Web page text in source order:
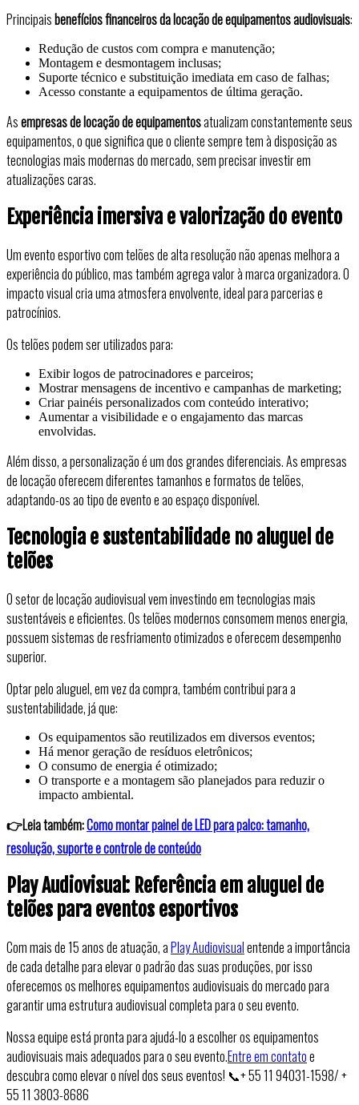
Principaisbenefícios financeiros da locação de equipamentos audiovisuais:
Redução de custos com compra e manutenção;
Montagem e desmontagem inclusas;
Suporte técnico e substituição imediata em caso de falhas;
Acesso constante a equipamentos de última geração.
Asempresas de locação de equipamentosatualizam constantemente seus
equipamentos, o que significa que o cliente sempre tem à disposição as
tecnologias mais modernas do mercado, sem precisar investir em
atualizações caras.
Experiência imersiva e valorização do evento
Um evento esportivo com telões de alta resolução não apenas melhora a
experiência do público, mas também agrega valor à marca organizadora. O
impacto visual cria uma atmosfera envolvente, ideal para parcerias e
patrocínios.
Os telões podem ser utilizados para:
Exibir logos de patrocinadores e parceiros;
Mostrar mensagens de incentivo e campanhas de marketing;
Criar painéis personalizados com conteúdo interativo;
Aumentar a visibilidade e o engajamento das marcas
envolvidas.
Além disso, a personalização é um dos grandes diferenciais. As empresas
de locação oferecem diferentes tamanhos e formatos de telões,
adaptando-os ao tipo de evento e ao espaço disponível.
Tecnologia e sustentabilidade no aluguel de
telões
O setor de locação audiovisual vem investindo em tecnologias mais
sustentáveis e eficientes. Os telões modernos consomem menos energia,
possuem sistemas de resfriamento otimizados e oferecem desempenho
superior.
Optar pelo aluguel, em vez da compra, também contribui para a
sustentabilidade, já que:
Os equipamentos são reutilizados em diversos eventos;
Há menor geração de resíduos eletrônicos;
O consumo de energia é otimizado;
O transporte e a montagem são planejados para reduzir o
impacto ambiental.
👉Leia também:Como montar painel de LED para palco: tamanho,
resolução, suporte e controle de conteúdo
Play Audiovisual: Referência em aluguel de
telões para eventos esportivos
Com mais de 15 anos de atuação, aPlay Audiovisualentende a importância
de cada detalhe para elevar o padrão das suas produções, por isso
oferecemos os melhores equipamentos audiovisuais do mercado para
garantir uma estrutura audiovisual completa para o seu evento.
Nossa equipe está pronta para ajudá-lo a escolher os equipamentos
audiovisuais mais adequados para o seu evento.Entre em contatoe
descubra como elevar o nível dos seus eventos! 📞+ 55 11 94031-1598/ +
55 11 3803-8686